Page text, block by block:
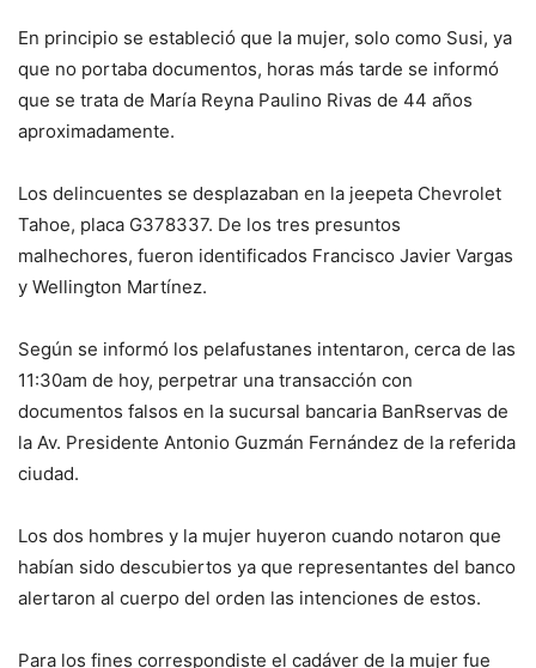
En principio se estableció que la mujer, solo como Susi, ya
que no portaba documentos, horas más tarde se informó
que se trata de María Reyna Paulino Rivas de 44 años
aproximadamente.
Los delincuentes se desplazaban en la jeepeta Chevrolet
Tahoe, placa G378337. De los tres presuntos
malhechores, fueron identificados Francisco Javier Vargas
y Wellington Martínez.
Según se informó los pelafustanes intentaron, cerca de las
11:30am de hoy, perpetrar una transacción con
documentos falsos en la sucursal bancaria BanRservas de
la Av. Presidente Antonio Guzmán Fernández de la referida
ciudad.
Los dos hombres y la mujer huyeron cuando notaron que
habían sido descubiertos ya que representantes del banco
alertaron al cuerpo del orden las intenciones de estos.
Para los fines correspondiste el cadáver de la mujer fue